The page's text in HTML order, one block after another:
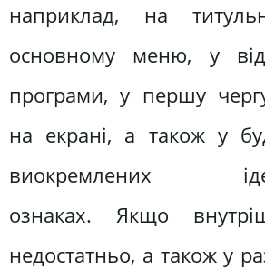
наприклад, на
основному меню, у
програми, у першу
на екрані, а також у
виокремлених
ознаках. Якщо
недостатньо, а також у